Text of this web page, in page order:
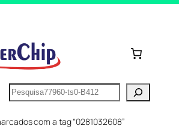
Pesquisar
com a tag “0281032608”